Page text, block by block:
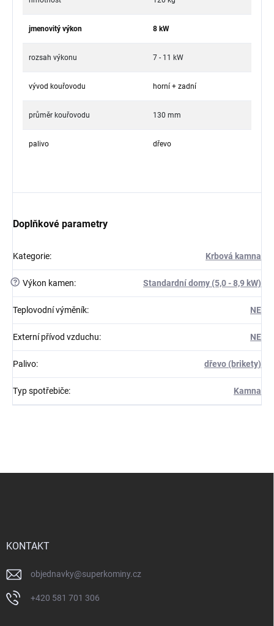
jmenovitý výkon 8 kW
rozsah výkonu 7 - 11 kW
vývod kouřovodu horní + zadní
průměr kouřovodu 130 mm
palivo dřevo
Doplňkové parametry
Kategorie: Krbová kamna
? Výkon kamen: Standardní domy (5,0 - 8,9 kW)
Teplovodní výměník: NE
Externí přívod vzduchu: NE
Palivo: dřevo (brikety)
Typ spotřebiče: Kamna
KONTAKT
objednavky@superkominy.cz
+420 581 701 306